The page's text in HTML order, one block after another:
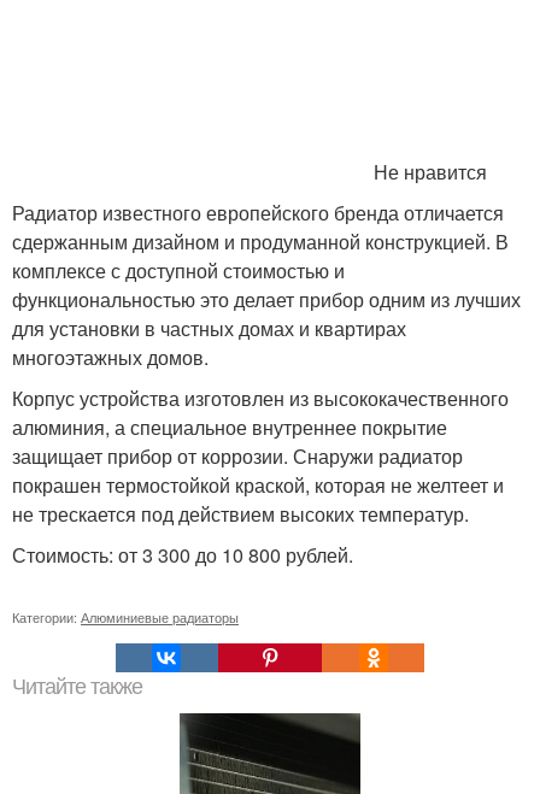
Не нравится
Радиатор известного европейского бренда отличается
сдержанным дизайном и продуманной конструкцией. В
комплексе с доступной стоимостью и
функциональностью это делает прибор одним из лучших
для установки в частных домах и квартирах
многоэтажных домов.
Корпус устройства изготовлен из высококачественного
алюминия, а специальное внутреннее покрытие
защищает прибор от коррозии. Снаружи радиатор
покрашен термостойкой краской, которая не желтеет и
не трескается под действием высоких температур.
Стоимость: от 3 300 до 10 800 рублей.
Категории: Алюминиевые радиаторы
Читайте также